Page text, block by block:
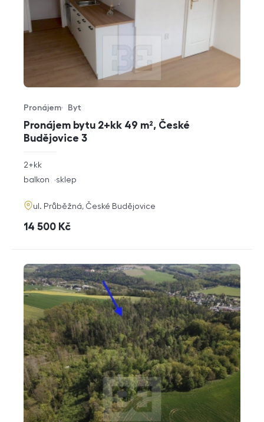
Pronájem bytu 2+kk 49 m², České
Budějovice 3
Typ nabídky
Pronájem
Typ nemovitosti
Byt
rozměry
dispozice
2+kk
funkce
balkon sklep
adresa
ul. Průběžná, České Budějovice
cena
14 500 Kč